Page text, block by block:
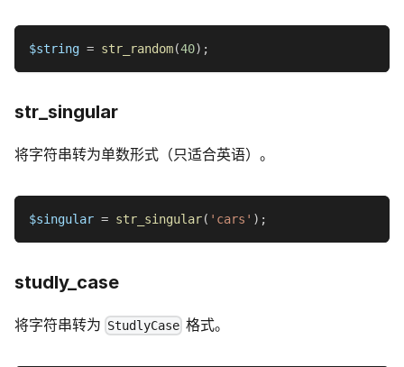
$string = str_random(40) ;
str_singular
将字符串转为单数形式（只适合英语）。
$singular = str_singular( 'cars' ) ;
studly_case
将字符串转为 StudlyCase 格式。